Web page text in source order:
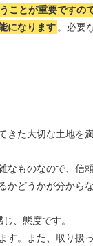
ことが重要ですの
になります 。必要
きた大切な土地を
ものなので、信
かどうかが分か
、態度です。
す。また、取り扱